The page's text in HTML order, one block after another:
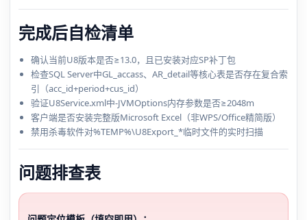
完成后自检清单
确认当前U8版本是否≥13.0，且已安装对应SP补丁包
检查SQL Server中GL_accass、AR_detail等核心表是否存在复合索
引（acc_id+period+cus_id）
验证U8Service.xml中-JVMOptions内存参数是否≥2048m
客户端是否安装完整版Microsoft Excel（非WPS/Office精简版）
禁用杀毒软件对%TEMP%\U8Export_*临时文件的实时扫描
问题排查表